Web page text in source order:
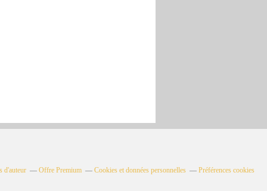
d'auteur Offre Premium Cookies et données personnelles Préférences cookies